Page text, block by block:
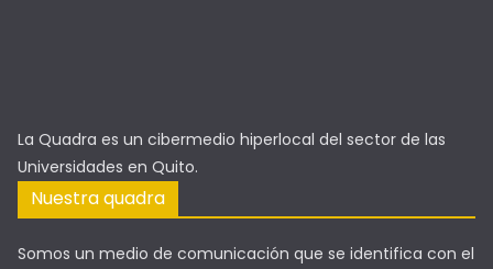
La Quadra es un cibermedio hiperlocal del sector de las
Universidades en Quito.
Nuestra quadra
Somos un medio de comunicación que se identifica con el